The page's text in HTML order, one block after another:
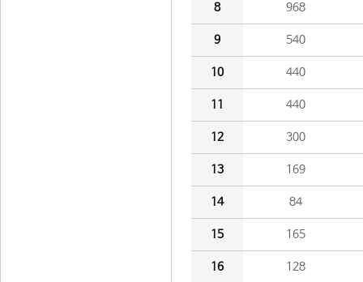
8 968
9 540
10 440
11 440
12 300
13 169
14 84
15 165
16 128